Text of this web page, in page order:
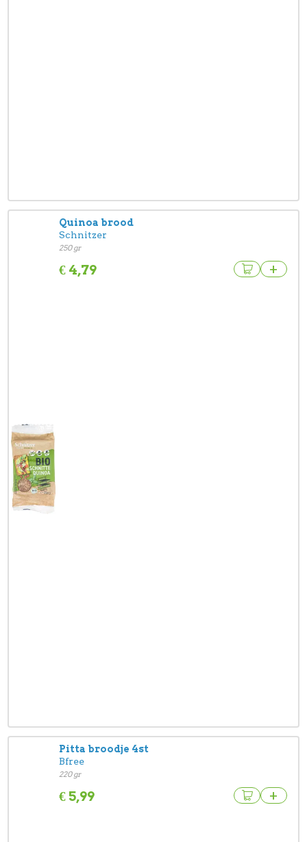
Quinoa brood
Schnitzer
250 gr
€ 4,79 +
Pitta broodje 4st
Bfree
220 gr
€5,99 +